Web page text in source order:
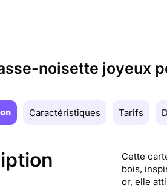
noisette joyeux
Caractéristiques Tarifs
Cette
bois,
or, elle